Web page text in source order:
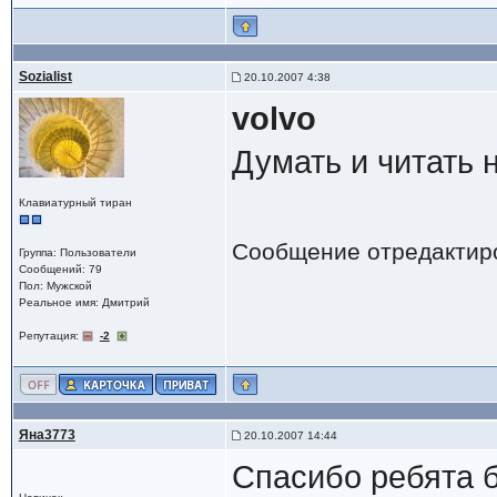
Sozialist 20.10.2007 4:38
Клавиатурный тиран
Группа: Пользователи
Сообщений: 79
Пол: Мужской
Реальное имя: Дмитрий
Репутация: -2
volvo
Думать и читать
Сообщение
Яна3773 20.10.2007 14:44
Спасибо ребята